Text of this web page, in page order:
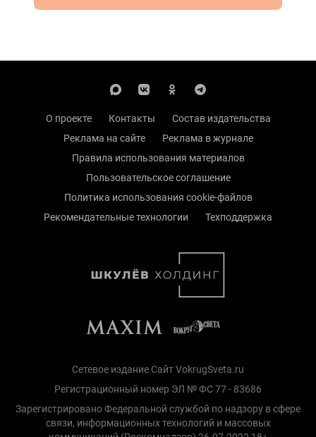
О проекте Контакты
Состав издательства
Реклама на сайте
Реклама в журнале
Правила использования материалов
Пользовательское соглашение
Политика использования cookie-файлов
Рекомендательные технологии
Техподдержка
Сетевое издание Сайт VokrugSveta.ru
Регистрационный номер ЭЛ № ФС 77 - 83686
Зарегистрировано Федеральной службой по надзору в сфере
связи, информационных технологий и массовых